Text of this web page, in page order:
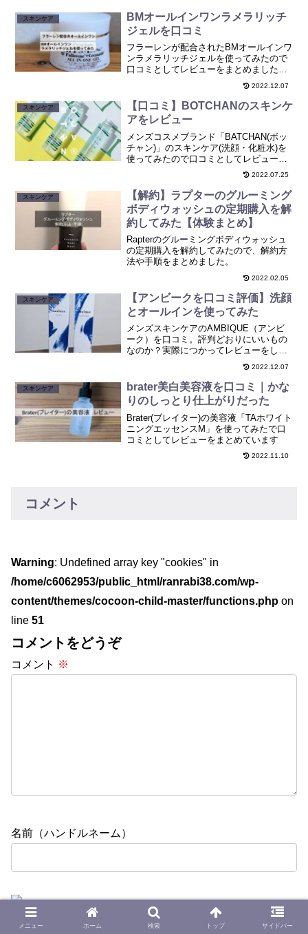
スキンケア
BMオールインワンラメラリッチ
ジェルを口コミ
フラーレンが配合されたBMオールインワ
ンラメラリッチジェルを使ってみたので
口コミとしてレビューをまとめました。
男女ともに使いやすいオールインワンジ
2022.12.07
スキンケア
【口コミ】BOTCHANのスキンケ
アをレビュー
メンズコスメブランド「BATCHAN(ボッ
チャン)」のスキンケア(洗顔・化粧水)を
使ってみたので口コミとしてレビューし
ました。購入できる場所や安い購入方法
2022.07.25
スキンケア
【解約】ラプターのグルーミング
ボディウォッシュの定期購入を解
約してみた【体験まとめ】
Rapterのグルーミングボディウォッシュ
の定期購入を解約してみたので、解約方
法や手順をまとめました。
2022.02.05
スキンケア
【アンビークを口コミ評価】洗顔
とオールインを使ってみた
メンズスキンケアのAMBIQUE（アンビ
ーク）を口コミ。評判どおりにいいもの
なのか？実際につかってレビューをして
2022.12.07
スキンケア
brater美白美容液を口コミ｜かな
りのしっとり仕上がりだった
Brater(ブレイター)の美容液「TAホワイト
ニングエッセンスM」を使ってみたで口
コミとしてレビューをまとめています
2022.11.10
コメント
Warning: Undefined array key "cookies" in
/home/c6062953/public_html/ranrabi38.com/wp-
content/themes/cocoon-child-master/functions.php on
line 51
コメントをどうぞ
コメント ※
名前（ハンドルネーム）
メニュー ホーム 検索 トップ サイドバー